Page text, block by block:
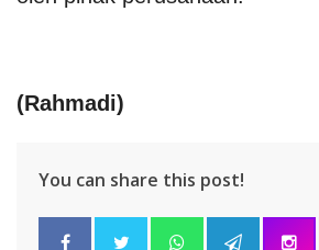
(Rahmadi)
You can share this post!